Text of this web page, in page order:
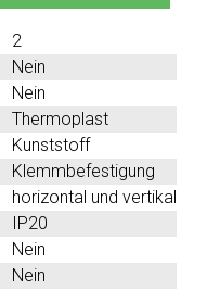
Ja
2
Nein
Nein
Thermoplast
Kunststoff
Klemmbefestigung
horizontal und vertikal
IP20
Nein
Nein